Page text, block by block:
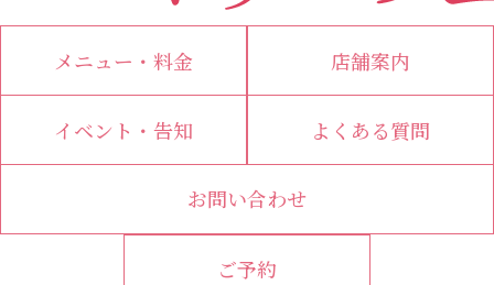
メニュー・料金 店舗案内
イベント・告知 よくある質問
お問い合わせ
ご予約